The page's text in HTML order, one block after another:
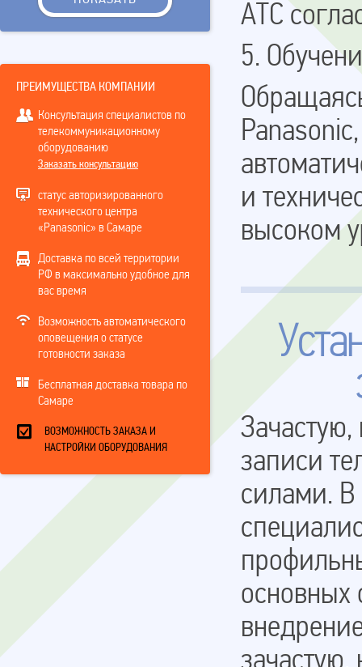
ПРЕИМУЩЕСТВА КОМПАНИИ
Консультация специалистов по
телекоммуникационному
оборудованию
Заказать консультацию
статус авторизированного
технического центра
«Panasonic» в Самаре
Доставка по всей территории
РФ в максимально удобное для
вас время
Возможность автоматического
оповещения о статусе
готовности заказа
Бесплатная доставка товара по
Самаре
ВОЗМОЖНОСТЬ ЗАКАЗА И
НАСТРОЙКИ ОБОРУДОВАНИЯ
АТС
5.
и
высоком
записи
силами. В
основных